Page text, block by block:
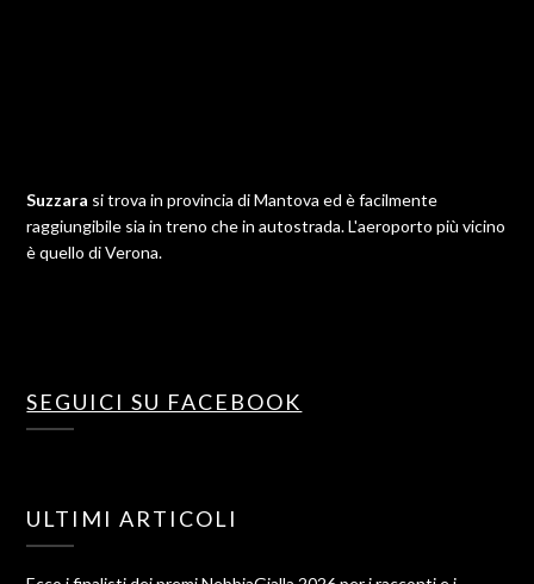
Suzzara si trova in provincia di Mantova ed è facilmente
raggiungibile sia in treno che in autostrada. L'aeroporto più vicino
è quello di Verona.
SEGUICI SU FACEBOOK
ULTIMI ARTICOLI